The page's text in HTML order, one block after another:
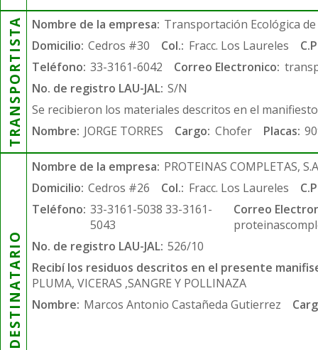
TRANSPORTISTA Nombre de la empresa: Transportación Ecológica de
Domicilio: Cedros #30 Col.: Fracc. Los Laureles
Teléfono: 33-3161-6042 Correo Electronico:
No. de registro LAU-JAL: S/N
Se recibieron los materiales descritos en el
Nombre: JORGE TORRES Cargo: Chofer Placas:
DESTINATARIO
Nombre de la empresa: PROTEINAS COMPLETAS,
Domicilio: Cedros #26 Col.: Fracc. Los Laureles
Teléfono: 33-3161-5038 33-3161-
5043
Correo
No. de registro LAU-JAL: 526/10
Recibí los residuos descritos en el presente
PLUMA, VICERAS ,SANGRE Y POLLINAZA
Nombre: Marcos Antonio Castañeda Gutierrez